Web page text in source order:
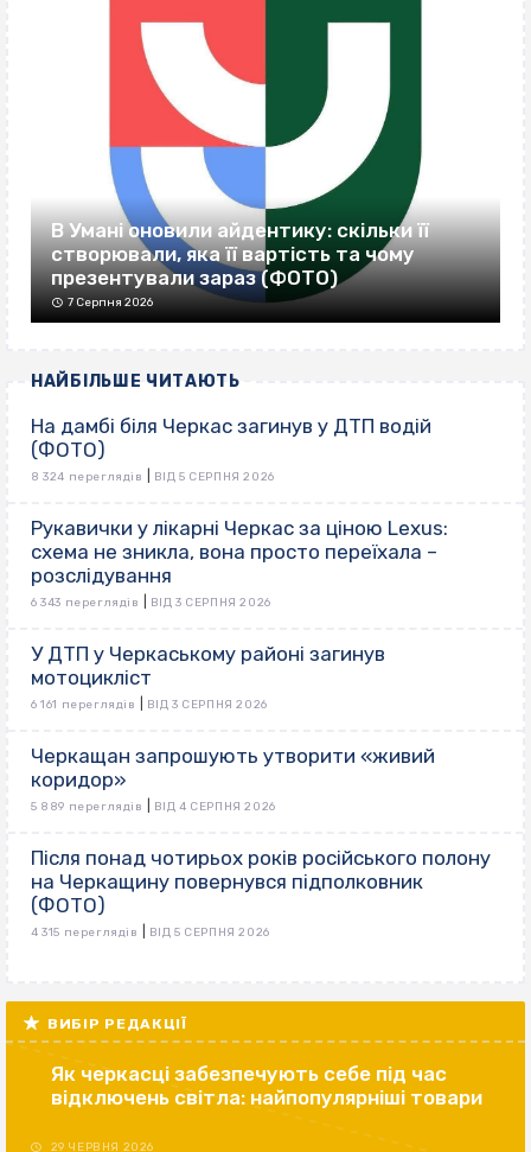
В Умані оновили айдентику: скільки її
створювали, яка її вартість та чому
презентували зараз (ФОТО)
7 Серпня 2026
НАЙБІЛЬШЕ ЧИТАЮТЬ
На дамбі біля Черкас загинув у ДТП водій
(ФОТО)
8 324 переглядів ВІД 5 СЕРПНЯ 2026
Рукавички у лікарні Черкас за ціною Lexus:
схема не зникла, вона просто переїхала –
розслідування
6 343 переглядів ВІД 3 СЕРПНЯ 2026
У ДТП у Черкаському районі загинув
мотоцикліст
6 161 переглядів ВІД 3 СЕРПНЯ 2026
Черкащан запрошують утворити «живий
коридор»
5 889 переглядів ВІД 4 СЕРПНЯ 2026
Після понад чотирьох років російського полону
на Черкащину повернувся підполковник
(ФОТО)
4 315 переглядів ВІД 5 СЕРПНЯ 2026
ВИБІР РЕДАКЦІЇ
Як черкасці забезпечують себе під час
відключень світла: найпопулярніші товари
29 ЧЕРВНЯ 2026